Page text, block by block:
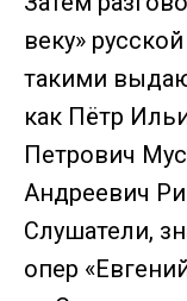
веку»
такими
как Пётр
Петрович
Андреевич
Слушатели,
опер